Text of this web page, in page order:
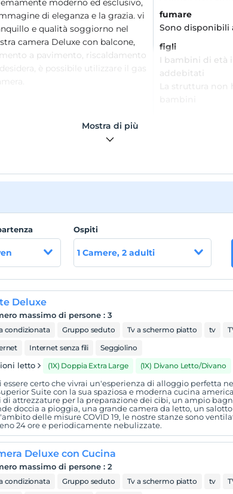
moderno ed esclusivo,
di eleganza e la grazia. vi
e qualità soggiorno nel
camera Deluxe con balcone,
a pavimento, riscaldamento
è possibile utilizzare il gas
di Izmir, in via Cyprus Martyrs
la sua posizione estremamente
fumare
Sono disponibili
figli
I bambini di età
addebitati
La struttura
Mostra di più
Ospiti
1 Camere, 2 adulti
Deluxe
massimo di persone :3
condizionata Gruppo seduto Tv a schermo piatto tv
Internet senza fili Seggiolino
letto (1X) Doppia Extra Large (1X) Divano Letto/Divano
essere certo che vivrai un'esperienza di alloggio perfetta
Suite con la sua spaziosa e moderna cucina
di attrezzature per la preparazione dei cibi, un ampio
doccia a pioggia, una grande camera da letto, un salotto
delle misure COVID 19, le nostre stanze sono
24 ore e periodicamente nebulizzate.
Deluxe con Cucina
massimo di persone :2
condizionata Gruppo seduto Tv a schermo piatto tv